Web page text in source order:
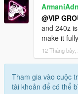
@VIP
and 240z
make it
12 Tháng bảy,
Tham gia vào cuộc
tài khoản để có thể